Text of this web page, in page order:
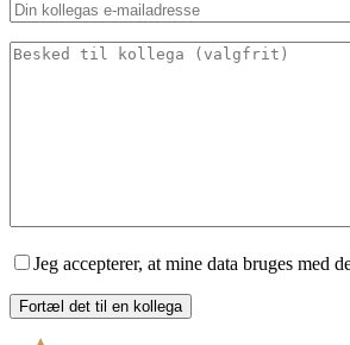
Jeg accepterer, at mine data bruges med